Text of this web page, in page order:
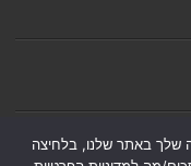
שלך באתר שלנו, בלחיצה